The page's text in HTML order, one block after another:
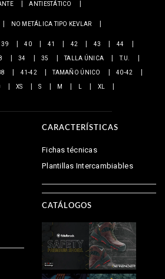
ANTIESTÁTICO
NO METÁLICA TIPO KEVLAR
39 40 41 42 43
44
34 35 TALLA ÚNICA
T.U.
41-42 TAMAÑO ÚNICO
40-42
XS S M L XL
CARACTERÍSTICAS
Fichas técnicas
Plantillas Intercambiables
CATÁLOGOS